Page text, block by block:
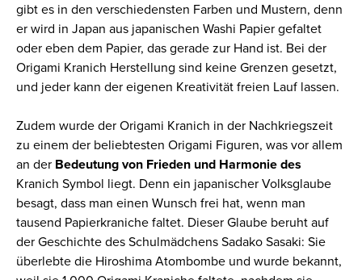
gibt es in den verschiedensten Farben und Mustern, denn
er wird in Japan aus japanischen Washi Papier gefaltet
oder eben dem Papier, das gerade zur Hand ist. Bei der
Origami Kranich Herstellung sind keine Grenzen gesetzt,
und jeder kann der eigenen Kreativität freien Lauf lassen.
Zudem wurde der Origami Kranich in der Nachkriegszeit
zu einem der beliebtesten Origami Figuren, was vor allem
an der Bedeutung von Frieden und Harmonie des
Kranich Symbol liegt. Denn ein japanischer Volksglaube
besagt, dass man einen Wunsch frei hat, wenn man
tausend Papierkraniche faltet. Dieser Glaube beruht auf
der Geschichte des Schulmädchens Sadako Sasaki: Sie
überlebte die Hiroshima Atombombe und wurde bekannt,